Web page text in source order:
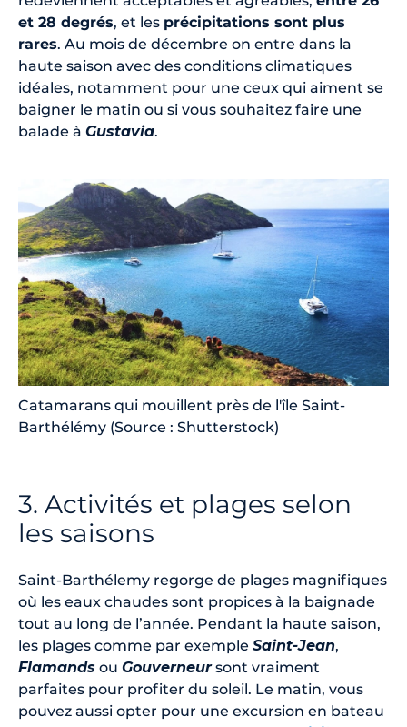
et 28 degrés, et les précipitations sont plus
rares. Au mois de décembre on entre dans la
haute saison avec des conditions climatiques
idéales, notamment pour une ceux qui aiment se
baigner le matin ou si vous souhaitez faire une
balade à Gustavia.
Catamarans qui mouillent près de l'île Saint-
Barthélémy (Source : Shutterstock)
3. Activités et plages selon
les saisons
Saint-Barthélemy regorge de plages magnifiques
où les eaux chaudes sont propices à la baignade
tout au long de l’année. Pendant la haute saison,
les plages comme par exemple Saint-Jean,
Flamands ou Gouverneursont vraiment
parfaites pour profiter du soleil. Le matin, vous
pouvez aussi opter pour une excursion en bateau